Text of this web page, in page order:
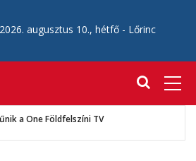
2026. augusztus 10., hétfő - Lőrinc
1-jétől AXN Crime néven folytatja